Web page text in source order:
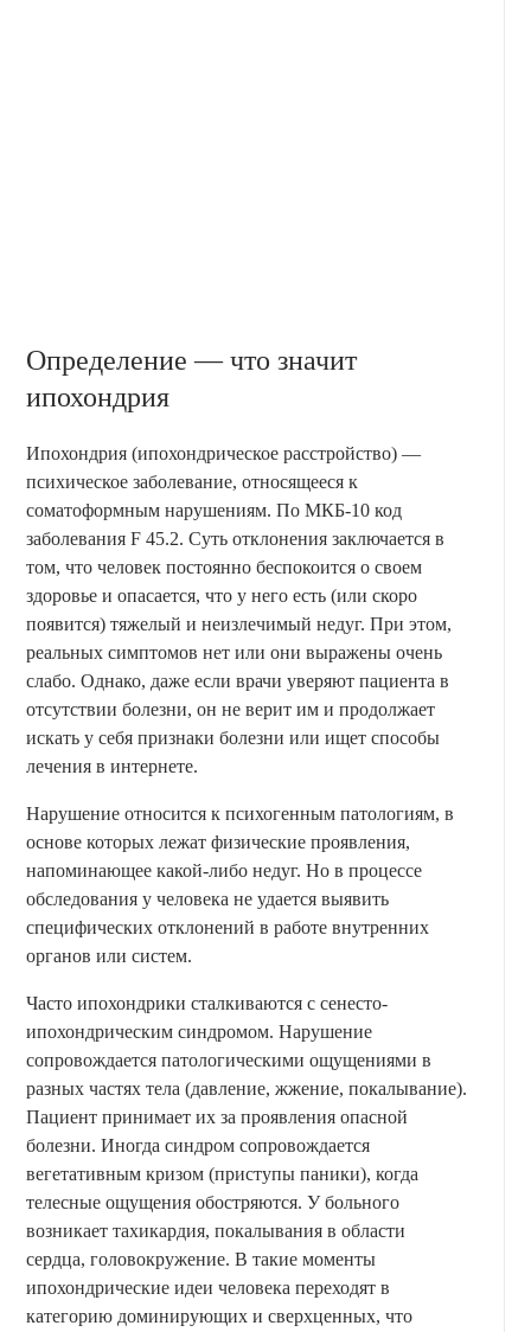
Определение — что значит
ипохондрия
Ипохондрия (ипохондрическое расстройство) —
психическое заболевание, относящееся к
соматоформным нарушениям. По МКБ-10 код
заболевания F 45.2. Суть отклонения заключается в
том, что человек постоянно беспокоится о своем
здоровье и опасается, что у него есть (или скоро
появится) тяжелый и неизлечимый недуг. При этом,
реальных симптомов нет или они выражены очень
слабо. Однако, даже если врачи уверяют пациента в
отсутствии болезни, он не верит им и продолжает
искать у себя признаки болезни или ищет способы
лечения в интернете.
Нарушение относится к психогенным патологиям, в
основе которых лежат физические проявления,
напоминающее какой-либо недуг. Но в процессе
обследования у человека не удается выявить
специфических отклонений в работе внутренних
органов или систем.
Часто ипохондрики сталкиваются с сенесто-
ипохондрическим синдромом. Нарушение
сопровождается патологическими ощущениями в
разных частях тела (давление, жжение, покалывание).
Пациент принимает их за проявления опасной
болезни. Иногда синдром сопровождается
вегетативным кризом (приступы паники), когда
телесные ощущения обостряются. У больного
возникает тахикардия, покалывания в области
сердца, головокружение. В такие моменты
ипохондрические идеи человека переходят в
категорию доминирующих и сверхценных, что